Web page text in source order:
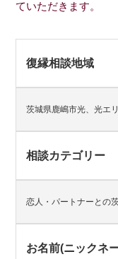
ていただきます。
復縁相談地域
茨城県鹿嶋市光、光エ
相談カテゴリー
恋人・パートナーとの
お名前(ニックネ